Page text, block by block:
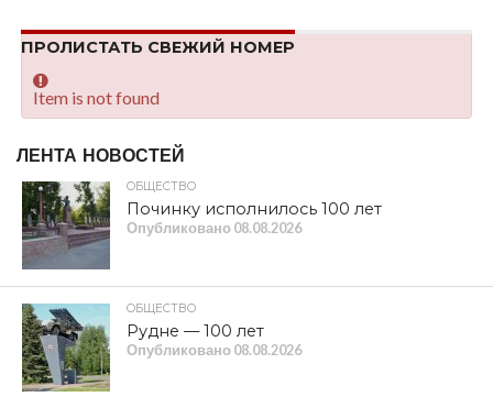
ПРОЛИСТАТЬ СВЕЖИЙ НОМЕР
Item is not found
ЛЕНТА НОВОСТЕЙ
ОБЩЕСТВО
Починку исполнилось 100 лет
Опубликовано 08.08.2026
ОБЩЕСТВО
Рудне — 100 лет
Опубликовано 08.08.2026